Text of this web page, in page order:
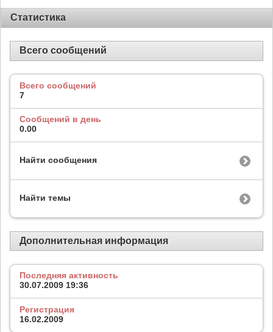
Статистика
Всего сообщений
Всего сообщений
7
Сообщений в день
0.00
Найти сообщения
Найти темы
Дополнительная информация
Последняя активность
30.07.2009 19:36
Регистрация
16.02.2009